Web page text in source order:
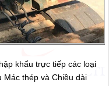
khẩu trực tiếp các loại
thép và Chiều dài